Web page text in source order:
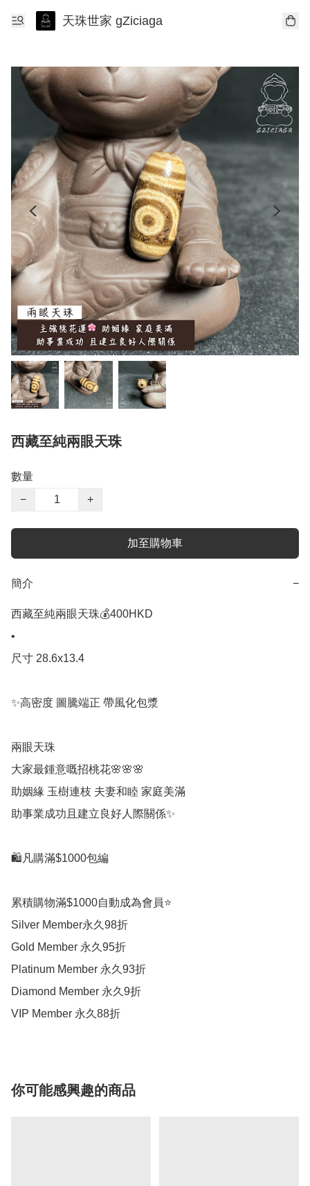
天珠世家 gZiciaga
西藏至純兩眼天珠
數量
−
+
加至購物車
簡介 −
西藏至純兩眼天珠💰400HKD
•
尺寸 28.6x13.4
✨高密度 圖騰端正 帶風化包漿
兩眼天珠
大家最鍾意嘅招桃花🌸🌸🌸
助姻緣 玉樹連枝 夫妻和睦 家庭美滿
助事業成功且建立良好人際關係✨
🛍凡購滿$1000包編
累積購物滿$1000自動成為會員⭐️
Silver Member永久98折
Gold Member 永久95折
Platinum Member 永久93折
Diamond Member 永久9折
你可能感興趣的商品